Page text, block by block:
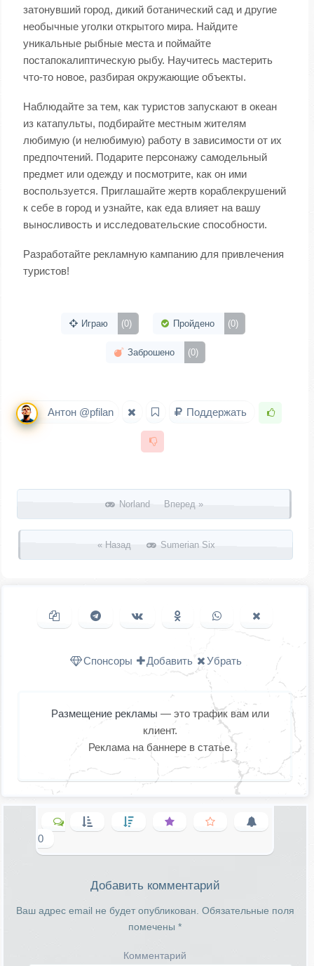
затонувший город, дикий ботанический сад и другие
необычные уголки открытого мира. Найдите
уникальные рыбные места и поймайте
постапокалиптическую рыбу. Научитесь мастерить
что-то новое, разбирая окружающие объекты.
Наблюдайте за тем, как туристов запускают в океан
из катапульты, подбирайте местным жителям
любимую (и нелюбимую) работу в зависимости от их
предпочтений. Подарите персонажу самодельный
предмет или одежду и посмотрите, как он ими
воспользуется. Приглашайте жертв кораблекрушений
к себе в город и узнайте, как еда влияет на вашу
выносливость и исследовательские способности.
Разработайте рекламную кампанию для привлечения
туристов!
Играю (0) Пройдено (0)
Заброшено (0)
Антон @pfilan Поддержать
Запись навигация
Norland Вперед »
« Назад Sumerian Six
Копировать ссылкуПоделиться в Telegram
Поделиться ВКонтакте
Поделиться в
Одноклассниках
Поделиться в
WhatsAppв X
Спонсоры Добавить Убрать
Размещение рекламы — это трафик вам или
клиент.
Реклама на баннере в статье.
0
Добавить комментарий
Ваш адрес email не будет опубликован. Обязательные поля
помечены *
Комментарий